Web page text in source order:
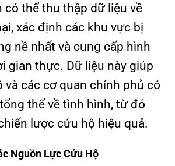
có thể thu thập dữ liệu về
xác định các khu vực bị
nề nhất và cung cấp hình
gian thực. Dữ liệu này giúp
và các cơ quan chính phủ có
thể về tình hình, từ đó
lược cứu hộ hiệu quả.
Nguồn Lực Cứu Hộ